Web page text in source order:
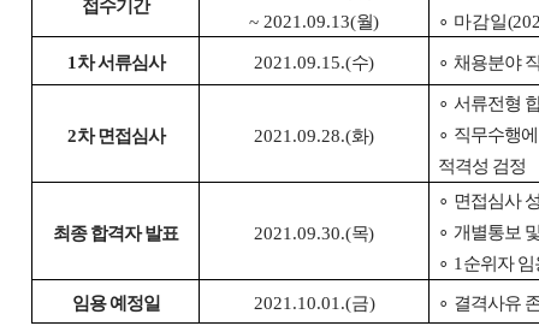
접수기간
~ 2021.09.13(월)
∘ 마감일(
1 차 서류심사 2021.09.15.(수) ∘ 채용분야
2차 면접심사 2021.09.28.(화)
∘ 서류전형
∘ 직무수행
적격성 검정
최종 합격자 발표 2021.09.30.(목)
∘ 면접심사
∘ 개별통보
∘ 1 순위자
임용 예정일 2021.10.01.(금) ∘ 결격사유